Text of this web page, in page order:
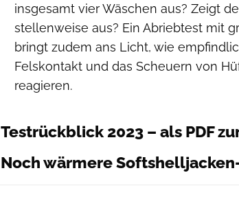
insgesamt vier Wäschen aus? Zeigt
stellenweise aus? Ein Abriebtest mit
bringt zudem ans Licht, wie
Felskontakt und das Scheuern von
reagieren.
Testrückblick 2023 – als PDF
Noch wärmere